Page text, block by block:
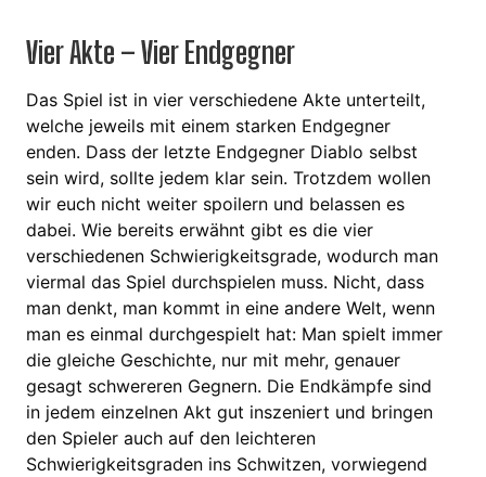
Vier Akte – Vier Endgegner
Das Spiel ist in vier verschiedene Akte unterteilt,
welche jeweils mit einem starken Endgegner
enden. Dass der letzte Endgegner Diablo selbst
sein wird, sollte jedem klar sein. Trotzdem wollen
wir euch nicht weiter spoilern und belassen es
dabei. Wie bereits erwähnt gibt es die vier
verschiedenen Schwierigkeitsgrade, wodurch man
viermal das Spiel durchspielen muss. Nicht, dass
man denkt, man kommt in eine andere Welt, wenn
man es einmal durchgespielt hat: Man spielt immer
die gleiche Geschichte, nur mit mehr, genauer
gesagt schwereren Gegnern. Die Endkämpfe sind
in jedem einzelnen Akt gut inszeniert und bringen
den Spieler auch auf den leichteren
Schwierigkeitsgraden ins Schwitzen, vorwiegend